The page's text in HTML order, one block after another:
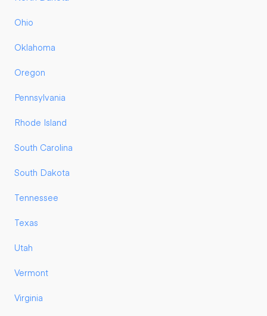
Ohio
Oklahoma
Oregon
Pennsylvania
Rhode Island
South Carolina
South Dakota
Tennessee
Texas
Utah
Vermont
Virginia